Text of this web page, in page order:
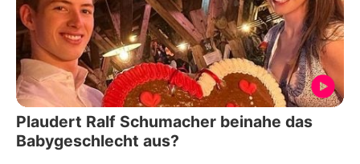
Plaudert Ralf Schumacher beinahe das
Babygeschlecht aus?